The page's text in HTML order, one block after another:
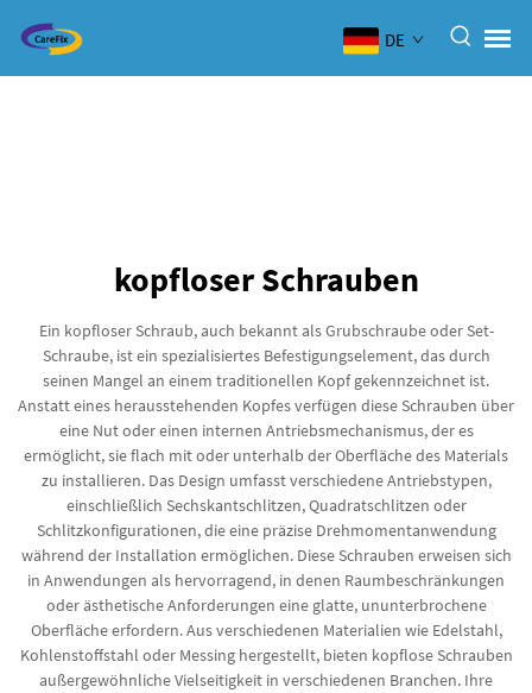
DE
kopfloser Schrauben
Ein kopfloser Schraub, auch bekannt als Grubschraube oder Set-
Schraube, ist ein spezialisiertes Befestigungselement, das durch
seinen Mangel an einem traditionellen Kopf gekennzeichnet ist.
Anstatt eines herausstehenden Kopfes verfügen diese Schrauben über
eine Nut oder einen internen Antriebsmechanismus, der es
ermöglicht, sie flach mit oder unterhalb der Oberfläche des Materials
zu installieren. Das Design umfasst verschiedene Antriebstypen,
einschließlich Sechskantschlitzen, Quadratschlitzen oder
Schlitzkonfigurationen, die eine präzise Drehmomentanwendung
während der Installation ermöglichen. Diese Schrauben erweisen sich
in Anwendungen als hervorragend, in denen Raumbeschränkungen
oder ästhetische Anforderungen eine glatte, ununterbrochene
Oberfläche erfordern. Aus verschiedenen Materialien wie Edelstahl,
Kohlenstoffstahl oder Messing hergestellt, bieten kopflose Schrauben
außergewöhnliche Vielseitigkeit in verschiedenen Branchen. Ihre